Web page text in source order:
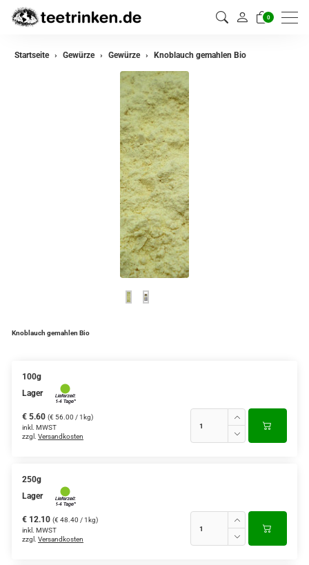
0
zurück
Startseite Gewürze Gewürze Knoblauch gemahlen Bio
Knoblauch gemahlen Bio
100g
Lager
€ 5.60 (€ 56.00 / 1kg)
inkl. MWST
zzgl. Versandkosten
250g
Lager
€ 12.10 (€ 48.40 / 1kg)
inkl. MWST
zzgl. Versandkosten